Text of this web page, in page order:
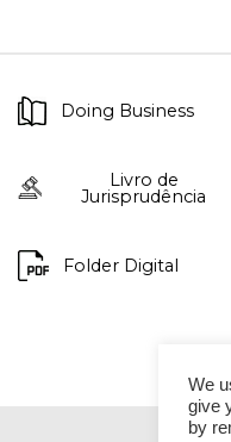
Doing Business
Livro de
Jurisprudência
Folder Digital
We
give
by